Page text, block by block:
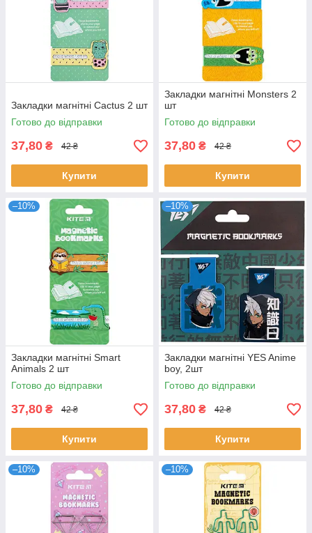
Закладки магнітні Cactus 2 шт
Готово до відправки
37,80 ₴ 42 ₴
Купити
Закладки магнітні Monsters 2
шт
Готово до відправки
37,80 ₴ 42 ₴
Купити
–10%
Закладки магнітні Smart
Animals 2 шт
Готово до відправки
37,80 ₴ 42 ₴
Купити
–10%
Закладки магнітні YES Anime
boy, 2шт
Готово до відправки
37,80 ₴ 42 ₴
Купити
–10% –10%